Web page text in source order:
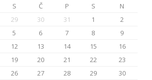
S Č P S
N
29 30 31 1
2
5 6 7 8
9
12 13 14 15
16
19 20 21 22
23
26 27 28 29
30